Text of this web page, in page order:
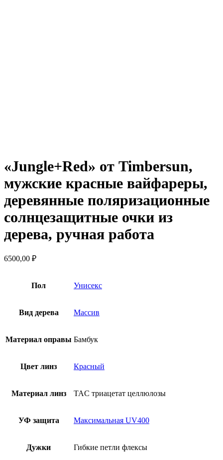
«Jungle+Red» от Timbersun,
мужские красные вайфареры,
деревянные поляризационные
солнцезащитные очки из
дерева, ручная работа
6500,00 ₽
Пол Унисекс
Вид дерева Массив
Материал оправы Бамбук
Цвет линз Красный
Материал линз TAC триацетат целлюлозы
УФ защита Максимальная UV400
Дужки Гибкие петли флексы